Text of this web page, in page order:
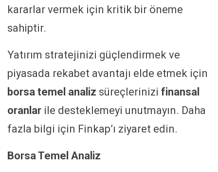
kararlar vermek için kritik bir öneme
sahiptir.
Yatırım stratejinizi güçlendirmek ve
piyasada rekabet avantajı elde etmek için
borsa temel analiz süreçlerinizi finansal
oranlar ile desteklemeyi unutmayın. Daha
fazla bilgi için Finkap’ı ziyaret edin.
Borsa Temel Analiz